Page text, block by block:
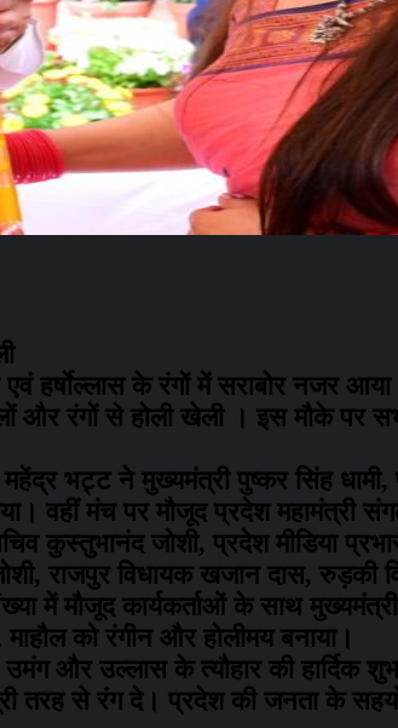
हर्षाेल्लास के रंगों में सराबोर नजर
और रंगों से होली खेली । इस मौके
भट्ट ने मुख्यमंत्री पुष्कर सिंह धामी,
वहीं मंच पर मौजूद प्रदेश महामंत्री
कुस्तुभानंद जोशी, प्रदेश मीडिया
राजपुर विधायक खजान दास, रुड़की
में मौजूद कार्यकर्ताओं के साथ
माहौल को रंगीन और होलीमय बनाया।
और उल्लास के त्यौहार की हार्दिक
तरह से रंग दे। प्रदेश की जनता के